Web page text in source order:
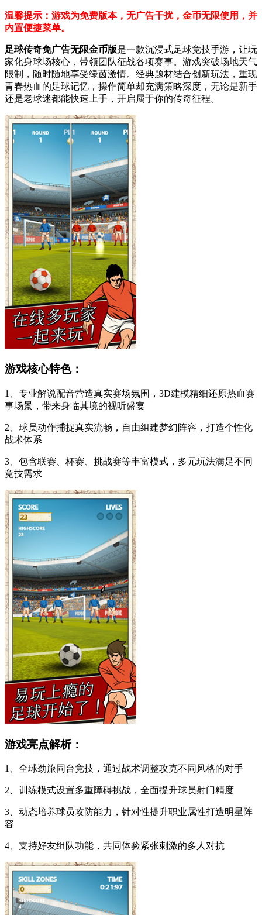
温馨提示：游戏为免费版本，无广告干扰，金币无限使用，并
内置便捷菜单。
足球传奇免广告无限金币版是一款沉浸式足球竞技手游，让玩
家化身球场核心，带领团队征战各项赛事。游戏突破场地天气
限制，随时随地享受绿茵激情。经典题材结合创新玩法，重现
青春热血的足球记忆，操作简单却充满策略深度，无论是新手
还是老球迷都能快速上手，开启属于你的传奇征程。
游戏核心特色：
1、专业解说配音营造真实赛场氛围，3D建模精细还原热血赛
事场景，带来身临其境的视听盛宴
2、球员动作捕捉真实流畅，自由组建梦幻阵容，打造个性化
战术体系
3、包含联赛、杯赛、挑战赛等丰富模式，多元玩法满足不同
竞技需求
游戏亮点解析：
1、全球劲旅同台竞技，通过战术调整攻克不同风格的对手
2、训练模式设置多重障碍挑战，全面提升球员射门精度
3、动态培养球员攻防能力，针对性提升职业属性打造明星阵
容
4、支持好友组队功能，共同体验紧张刺激的多人对抗